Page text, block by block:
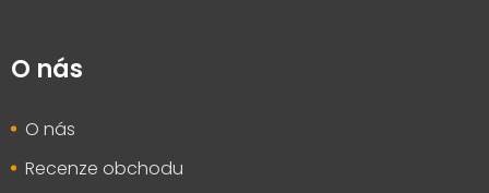
O nás
O nás
Recenze obchodu